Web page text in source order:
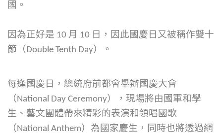
國。
因為正好是 10 月 10 日，因此國慶日又被稱作雙十
節（Double Tenth Day）。
每逢國慶日，總統府前都會舉辦國慶大會
（National Day Ceremony），現場將由國軍和學
生、藝文團體帶來精彩的表演和領唱國歌
（National Anthem）為國家慶生，同時也將透過網